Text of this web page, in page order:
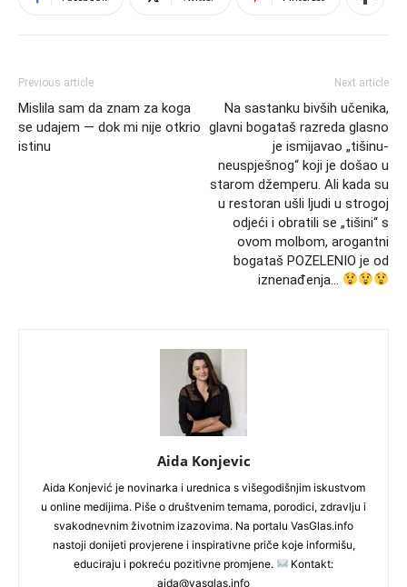
Previous article
Mislila sam da znam za koga
se udajem — dok mi nije otkrio
istinu
Next article
Na sastanku bivših učenika,
glavni bogataš razreda glasno
je ismijavao „tišinu-
neuspješnog“ koji je došao u
starom džemperu. Ali kada su
u restoran ušli ljudi u strogoj
odjeći i obratili se „tišini“ s
ovom molbom, arogantni
bogataš POZELENIO je od
iznenađenja…
Aida Konjevic
Aida Konjević je novinarka i urednica s višegodišnjim iskustvom
u online medijima. Piše o društvenim temama, porodici, zdravlju i
svakodnevnim životnim izazovima. Na portalu VasGlas.info
nastoji donijeti provjerene i inspirativne priče koje informišu,
educiraju i pokreću pozitivne promjene.
Kontakt:
aida@vasglas.info